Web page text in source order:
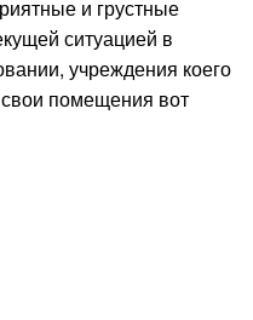
и грустные
ситуацией в
учреждения коего
помещения вот